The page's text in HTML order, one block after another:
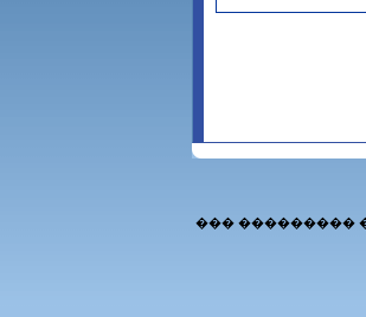
��� ���������